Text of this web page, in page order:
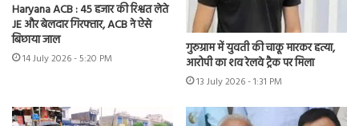
Haryana ACB : 45 हजार की रिश्वत लेते
JE और बेलदार गिरफ्तार, ACB ने ऐसे
बिछाया जाल
14 July 2026 - 5:20 PM
गुरुग्राम में युवती की चाकू मारकर हत्या,
आरोपी का शव रेलवे ट्रैक पर मिला
13 July 2026 - 1:31 PM